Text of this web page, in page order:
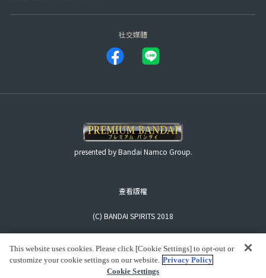
社交媒體
presented by Bandai Namco Group.
查看版權
(C) BANDAI SPIRITS 2018
This website uses cookies. Please click [Cookie Settings] to opt-out or
customize your cookie settings on our website. Privacy Policy
Cookie Settings